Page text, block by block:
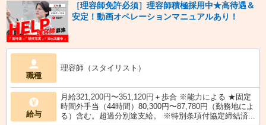
［理容師免許必須］理容師積極採用中★高待遇＆
安定！動画オペレーションマニュアルあり！
職種
理容師（スタイリスト）
給与
月給321,200円〜351,120円＋歩合 ※能力による ★固定
時間外手当（44時間）80,300円〜87,780円（勤務地によ
る）含む。超過分別途支給。 ※特別条項付協定締結済...